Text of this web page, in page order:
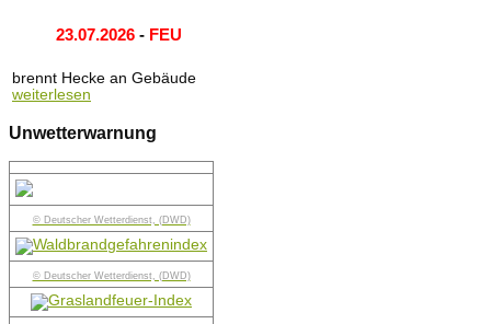
23.07.2026- FEU
brennt Hecke an Gebäude
weiterlesen
Unwetterwarnung
© Deutscher Wetterdienst, (DWD)
© Deutscher Wetterdienst, (DWD)